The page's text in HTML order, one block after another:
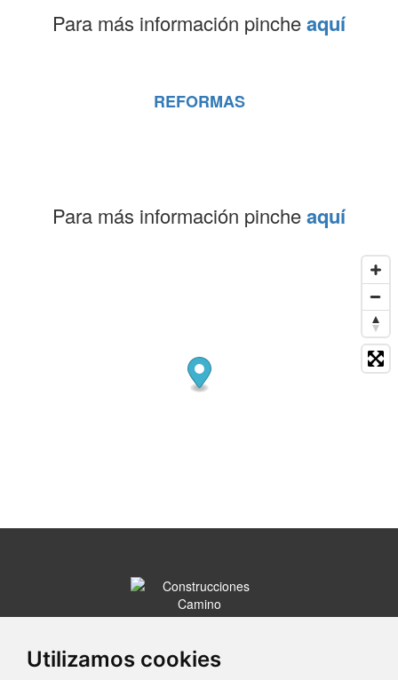
Utilizamos cookies
Para más información pincheaquí
REFORMAS
Para más información pincheaquí
47290 Dueñas (Palencia)